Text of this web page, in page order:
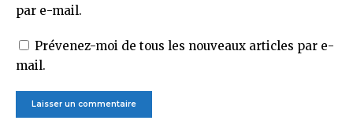
par e-mail.
Prévenez-moi de tous les nouveaux articles par e-
mail.